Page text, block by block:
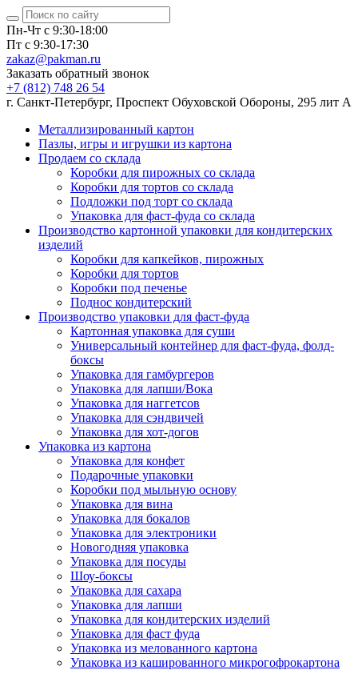
Пн-Чт с 9:30-18:00
Пт с 9:30-17:30
zakaz@pakman.ru
Заказать обратный звонок
+7 (812) 748 26 54
г. Санкт-Петербург, Проспект Обуховской Обороны, 295 лит А
Металлизированный картон
Пазлы, игры и игрушки из картона
Продаем со склада
Коробки для пирожных со склада
Коробки для тортов со склада
Подложки под торт со склада
Упаковка для фаст-фуда со склада
Производство картонной упаковки для кондитерских
изделий
Коробки для капкейков, пирожных
Коробки для тортов
Коробки под печенье
Поднос кондитерский
Производство упаковки для фаст-фуда
Картонная упаковка для суши
Универсальный контейнер для фаст-фуда, фолд-
боксы
Упаковка для гамбургеров
Упаковка для лапши/Вока
Упаковка для наггетсов
Упаковка для сэндвичей
Упаковка для хот-догов
Упаковка из картона
Упаковка для конфет
Подарочные упаковки
Коробки под мыльную основу
Упаковка для вина
Упаковка для бокалов
Упаковка для электроники
Новогодняя упаковка
Упаковка для посуды
Шоу-боксы
Упаковка для сахара
Упаковка для лапши
Упаковка для кондитерских изделий
Упаковка для фаст фуда
Упаковка из мелованного картона
Упаковка из кашированного микрогофрокартона